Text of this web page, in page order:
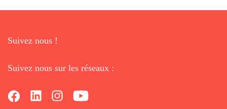
Suivez nous !
Suivez nous sur les réseaux :